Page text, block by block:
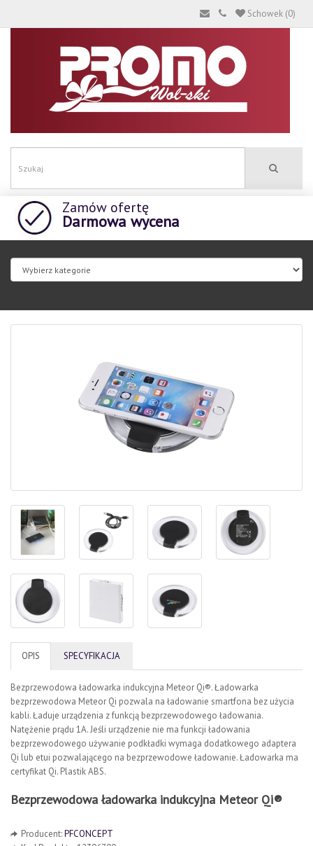
Schowek (0)
Zamów ofertę
Darmowa wycena
OPIS SPECYFIKACJA
Bezprzewodowa ładowarka indukcyjna Meteor Qi®. Ładowarka
bezprzewodowa Meteor Qi pozwala na ładowanie smartfona bez użycia
kabli. Ładuje urządzenia z funkcją bezprzewodowego ładowania.
Natężenie prądu 1A. Jeśli urządzenie nie ma funkcji ładowania
bezprzewodowego używanie podkładki wymaga dodatkowego adaptera
Qi lub etui pozwalającego na bezprzewodowe ładowanie. Ładowarka ma
certyfikat Qi. Plastik ABS.
Bezprzewodowa ładowarka indukcyjna Meteor Qi®
Producent:PFCONCEPT